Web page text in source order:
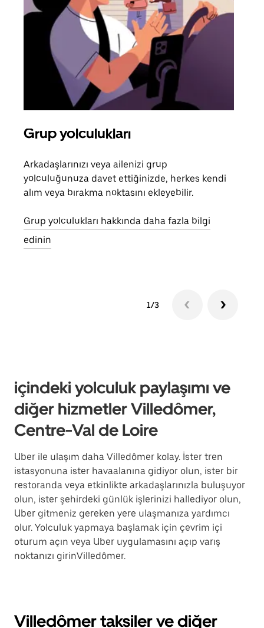
Grup yolculukları
Arkadaşlarınızı veya ailenizi grup
yolculuğunuza davet ettiğinizde, herkes kendi
alım veya bırakma noktasını ekleyebilir.
Grup yolculukları hakkında daha fazla bilgi
edinin
1/3
içindeki yolculuk paylaşımı ve
diğer hizmetler Villedômer,
Centre-Val de Loire
Uber ile ulaşım daha Villedômer kolay. İster tren
istasyonuna ister havaalanına gidiyor olun, ister bir
restoranda veya etkinlikte arkadaşlarınızla buluşuyor
olun, ister şehirdeki günlük işlerinizi hallediyor olun,
Uber gitmeniz gereken yere ulaşmanıza yardımcı
olur. Yolculuk yapmaya başlamak için çevrim içi
oturum açın veya Uber uygulamasını açıp varış
noktanızı girinVilledômer.
Villedômer taksiler ve diğer